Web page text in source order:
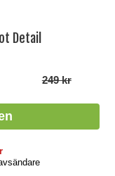
Detail
249 kr